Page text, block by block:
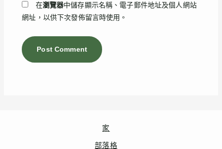
在瀏覽器中儲存顯示名稱、電子郵件地址及個人網站
網址，以供下次發佈留言時使用。
家
部落格